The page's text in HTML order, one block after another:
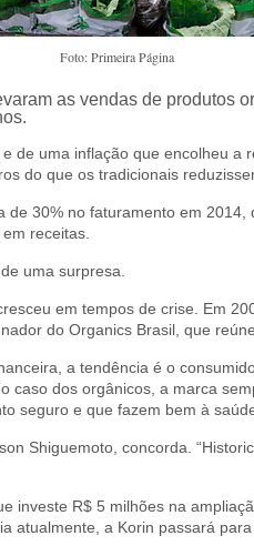
Foto: Primeira Página
as vendas de produtos
de uma inflação que encolheu a
do que os tradicionais
30% no faturamento em 2014,
receitas.
uma surpresa.
em tempos de crise. Em
do Organics Brasil, que
a tendência é o
caso dos orgânicos, a marca
seguro e que fazem bem à
Shiguemoto, concorda.
investe R$ 5 milhões na
atualmente, a Korin passará